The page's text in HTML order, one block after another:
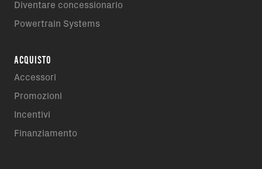
Diventare concessionario
Powertrain Systems
ACQUISTO
Accessori
Promozioni
Incentivi
Finanziamento